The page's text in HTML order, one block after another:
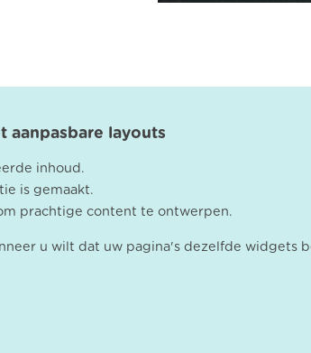
aanpasbare layouts
inhoud.
is gemaakt.
prachtige content te ontwerpen.
u wilt dat uw pagina's dezelfde widgets